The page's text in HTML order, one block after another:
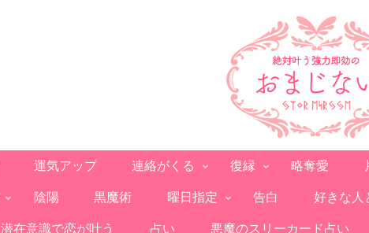
運気アップ 連絡がくる 復縁 略奪愛
陰陽 黒魔術 曜日指定 告白 好きな人
潜在意識で恋が叶う 占い 悪魔のスリーカード占い